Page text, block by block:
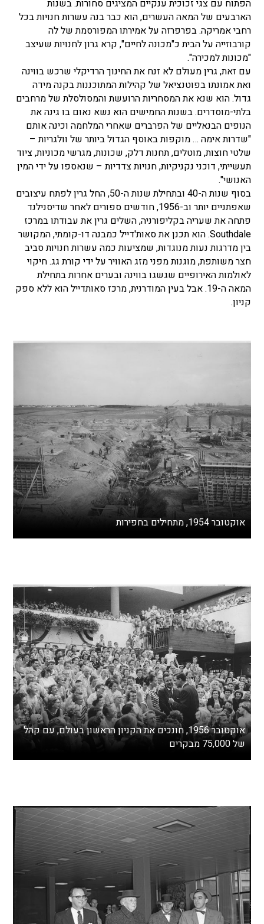
הפתוח עם צגי זכוכית ענקיים המציגים סחורות. בשנות
הארבעים של המאה העשרים, הוא כבר בנה עשרות חנויות בכל
רחבי אמריקה. בפרפרזה על אמירתו המפורסמת של לה
קורבוזייה על הבית כ"מכונה לחיים", קרא גרון לחנויות שעיצב
"מכונות למכירה".
עם זאת, גרין מעולם לא זנח את החינוך הרדיקלי שרכש בווינה
ואת אמונתו בפוטנציאל של קהילות המתוכננות בקנה מידה
גדול. הוא שנא את המסחריות הרועשת והמסולסלת של מרחבים
בלתי-מוסדרים. בשנות החמישים הוא נשא נאום בו גינה את
הנופים הבנאליים של הפרברים שאחרי המלחמה וכינה אותם
"שדרות אימה … מוקפות באוסף הגדול ביותר של וולגריות –
שלטי חוצות, מוטלים, תחנות דלק, שכונות, מגרשי מכוניות, ציוד
תעשייתי, דוכני נקניקיות, חנויות צדדיות – שנאספו על ידי המין
האנושי".
בסוף שנות ה-40 ובתחילת שנות ה-50, החל גרין לפתח עיצובים
שאפתניים יותר וב-1956, חודשים ספורים לאחר שדיסנילנד
פתחה את שעריה בקליפורניה, השלים גרין את עבודתו במרכז
Southdale. הוא תכנן את סאות'דייל כמבנה דו-קומתי, המקושר
בין מדרגות נעות מנוגדות, שמציעות כמה עשרות חנויות סביב
חצר משותפת, מוגנות מפני מזג האוויר על ידי קורת גג. חיקוי
לאולמות האירופיים שגשגו בווינה ובערים אחרות בתחילת
המאה ה-19. אבל בעין המודרנית, מרכז סאותדייל הוא ללא ספק
קניון.
אוקטובר 1954, מתחילים בחפירות
אוקטובר 1956, חונכים את הקניון הראשון בעולם, עם קהל
של 75,000 מבקרים